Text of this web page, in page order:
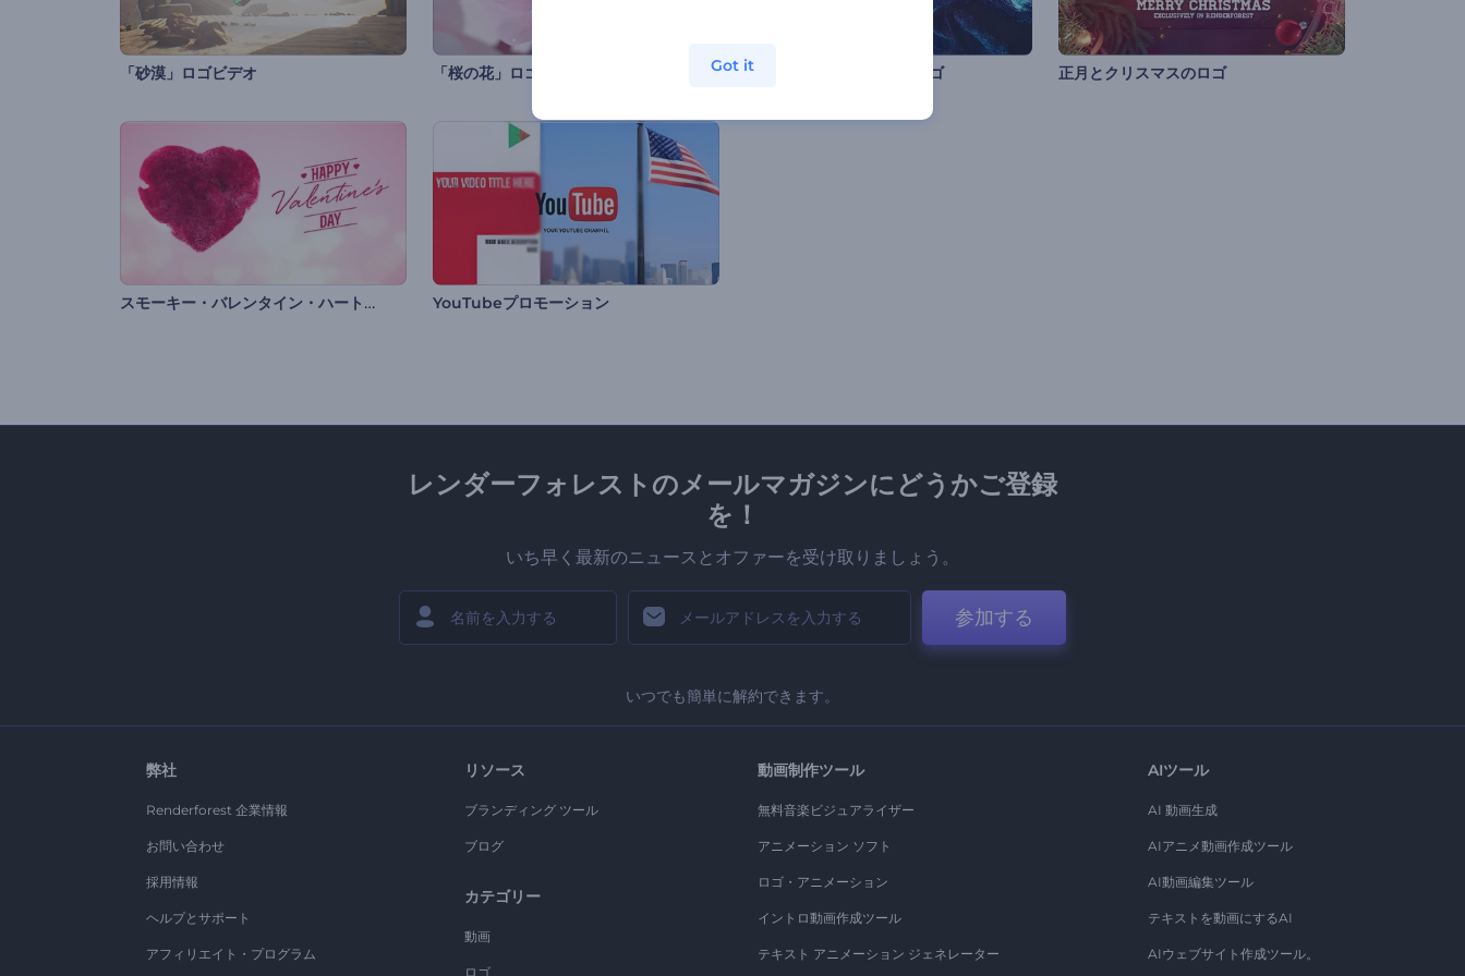
「砂漠」ロゴビデオ 「桜の花」ロゴ動画 スピニングパーティクルロゴ 正月とクリスマスのロゴ
スモーキー・バレンタイン・ハートのイントロ動画 YouTubeプロモーション
レンダーフォレストのメールマガジンにどうかご登録
を！
いち早く最新のニュースとオファーを受け取りましょう。
参加する
いつでも簡単に解約できます。
弊社
Renderforest 企業情報
お問い合わせ
採用情報
ヘルプとサポート
アフィリエイト・プログラム
リソース
ブランディング ツール
ブログ
カテゴリー
動画
ロゴ
動画制作ツール
無料音楽ビジュアライザー
アニメーション ソフト
ロゴ・アニメーション
イントロ動画作成ツール
テキスト アニメーション ジェネレーター
AIツール
AI 動画生成
AIアニメ動画作成ツール
AI動画編集ツール
テキストを動画にするAI
AIウェブサイト作成ツール。
Got it